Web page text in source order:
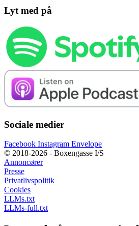
Lyt med på
Sociale medier
Facebook Instagram Envelope
© 2018-2026 - Boxengasse I/S
Annoncører
Presse
Privatlivspolitik
Cookies
LLMs.txt
LLMs-full.txt